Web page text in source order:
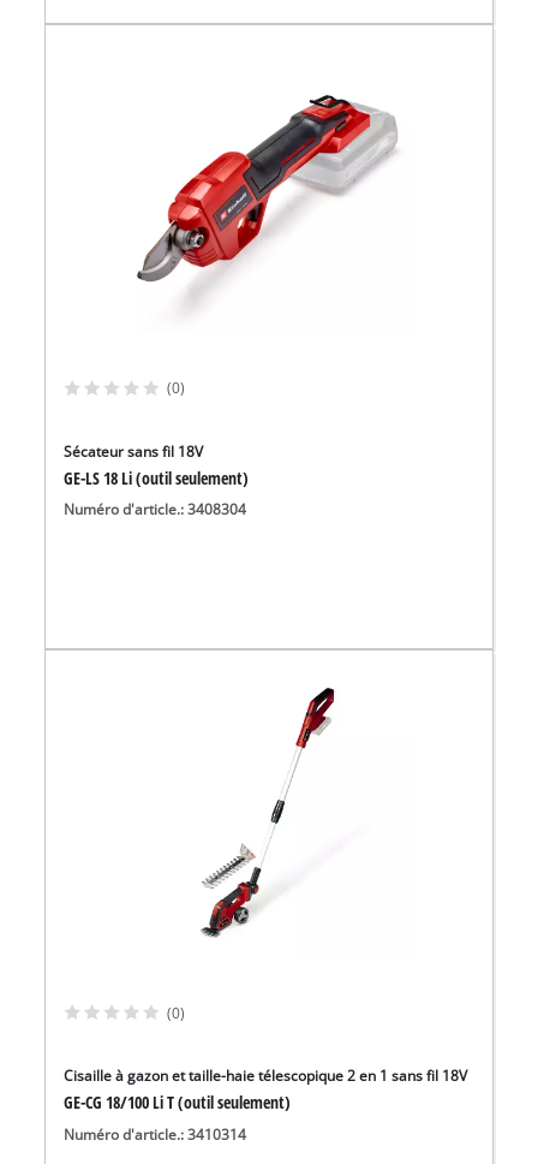
(0)
Sécateur sans fil 18V
GE-LS 18 Li (outil seulement)
Numéro d'article.: 3408304
(0)
Cisaille à gazon et taille-haie télescopique 2 en 1 sans fil 18V
GE-CG 18/100 Li T (outil seulement)
Numéro d'article.: 3410314